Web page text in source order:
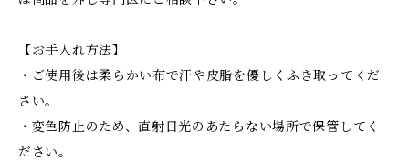
【お手入れ方法】
・ご使用後は柔らかい布で汗や皮脂を優しくふき取ってくだ
さい。
・変色防止のため、直射日光のあたらない場所で保管してく
ださい。